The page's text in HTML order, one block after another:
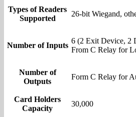
Types of Readers
Supported
26-bit Wiegand,
Number of Inputs
6 (2 Exit Device, 2
From C Relay for
Number of
Outputs
Form C Relay for
Card Holders
Capacity
30,000